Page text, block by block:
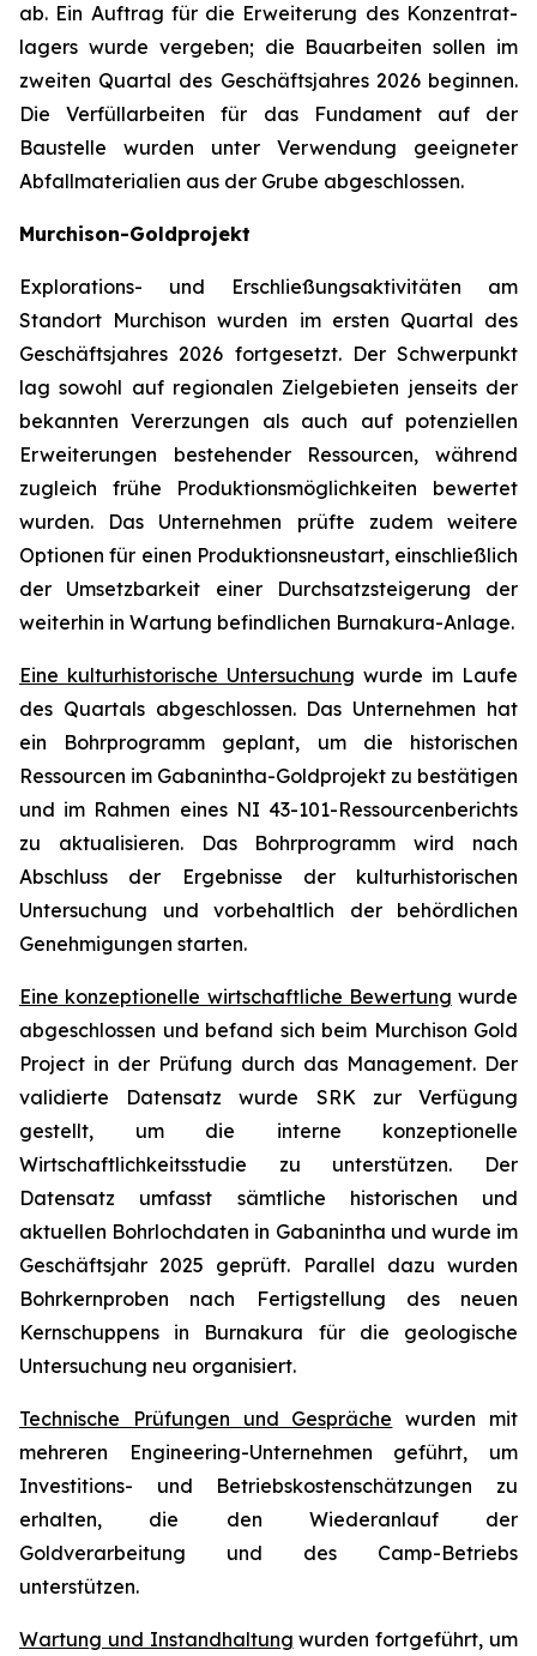
ab. Ein Auftrag für die Erweiterung des Konzentrat­
lagers wurde vergeben; die Bauarbeiten sollen im
zweiten Quartal des Geschäftsjahres 2026 beginnen.
Die Verfüllarbeiten für das Fundament auf der
Baustelle wurden unter Verwendung geeigneter
Abfallmaterialien aus der Grube abgeschlossen.
Murchison-Goldprojekt
Explorations- und Erschließungsaktivitäten am
Standort Murchison wurden im ersten Quartal des
Geschäftsjahres 2026 fortgesetzt. Der Schwerpunkt
lag sowohl auf regionalen Zielgebieten jenseits der
bekannten Vererzungen als auch auf potenziellen
Erweiterungen bestehender Ressourcen, während
zugleich frühe Produktionsmöglichkeiten bewertet
wurden. Das Unternehmen prüfte zudem weitere
Optionen für einen Produktionsneustart, einschließlich
der Umsetzbarkeit einer Durchsatzsteigerung der
weiterhin in Wartung befindlichen Burnakura-Anlage.
Eine kulturhistorische Untersuchung wurde im Laufe
des Quartals abgeschlossen. Das Unternehmen hat
ein Bohrprogramm geplant, um die historischen
Ressourcen im Gabanintha-Goldprojekt zu bestätigen
und im Rahmen eines NI 43-101-Ressourcenberichts
zu aktualisieren. Das Bohrprogramm wird nach
Abschluss der Ergebnisse der kulturhistorischen
Untersuchung und vorbehaltlich der behördlichen
Genehmigungen starten.
Eine konzeptionelle wirtschaftliche Bewertung wurde
abgeschlossen und befand sich beim Murchison Gold
Project in der Prüfung durch das Management. Der
validierte Datensatz wurde SRK zur Verfügung
gestellt, um die interne konzeptionelle
Wirtschaftlichkeitsstudie zu unterstützen. Der
Datensatz umfasst sämtliche historischen und
aktuellen Bohrlochdaten in Gabanintha und wurde im
Geschäftsjahr 2025 geprüft. Parallel dazu wurden
Bohrkernproben nach Fertigstellung des neuen
Kernschuppens in Burnakura für die geologische
Untersuchung neu organisiert.
Technische Prüfungen und Gespräche wurden mit
mehreren Engineering-Unternehmen geführt, um
Investitions- und Betriebskostenschätzungen zu
erhalten, die den Wiederanlauf der
Goldverarbeitung und des Camp-Betriebs
unterstützen.
Wartung und Instandhaltung wurden fortgeführt, um